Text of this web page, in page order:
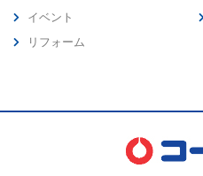
イベント
リフォーム